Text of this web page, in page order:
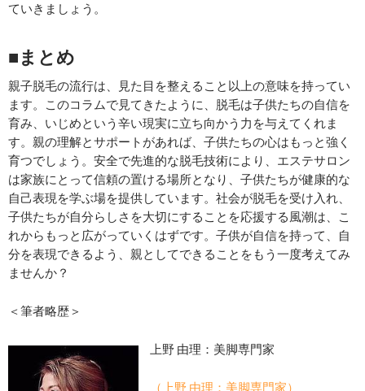
ていきましょう。
■まとめ
親子脱毛の流行は、見た目を整えること以上の意味を持ってい
ます。このコラムで見てきたように、脱毛は子供たちの自信を
育み、いじめという辛い現実に立ち向かう力を与えてくれま
す。親の理解とサポートがあれば、子供たちの心はもっと強く
育つでしょう。安全で先進的な脱毛技術により、エステサロン
は家族にとって信頼の置ける場所となり、子供たちが健康的な
自己表現を学ぶ場を提供しています。社会が脱毛を受け入れ、
子供たちが自分らしさを大切にすることを応援する風潮は、こ
れからもっと広がっていくはずです。子供が自信を持って、自
分を表現できるよう、親としてできることをもう一度考えてみ
ませんか？
＜筆者略歴＞
上野 由理：美脚専門家
（上野 由理：美脚専門家）